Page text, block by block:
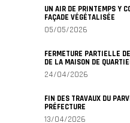
UN AIR DE PRINTEMPS Y
FAÇADE VÉGÉTALISÉE
05/05/2026
FERMETURE PARTIELLE
DE LA MAISON DE
24/04/2026
FIN DES TRAVAUX DU
PRÉFECTURE
13/04/2026